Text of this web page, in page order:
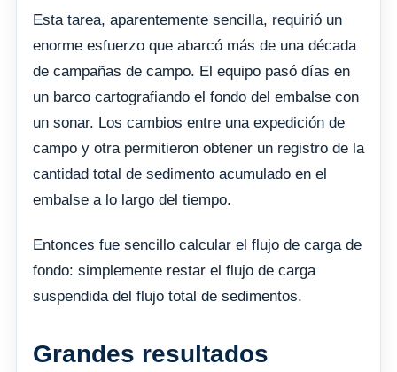
Esta tarea, aparentemente sencilla, requirió un
enorme esfuerzo que abarcó más de una década
de campañas de campo. El equipo pasó días en
un barco cartografiando el fondo del embalse con
un sonar. Los cambios entre una expedición de
campo y otra permitieron obtener un registro de la
cantidad total de sedimento acumulado en el
embalse a lo largo del tiempo.
Entonces fue sencillo calcular el flujo de carga de
fondo: simplemente restar el flujo de carga
suspendida del flujo total de sedimentos.
Grandes resultados